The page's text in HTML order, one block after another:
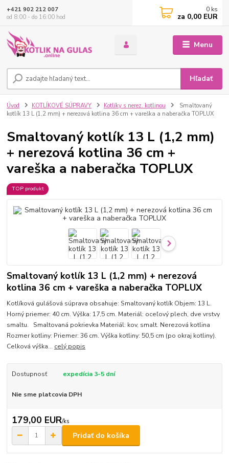
Menu
Hľadať
+421 902 212 007
od 8:00 - do 16:00 hod
0 ks
za 0,00 EUR
Úvod KOTLÍKOVÉ SÚPRAVY Kotlíky s nerez. kotlinou
Smaltovaný
kotlík 13 L (1,2 mm) + nerezová kotlina 36 cm + vareška a naberačka TOPLUX
Smaltovaný kotlík 13 L (1,2 mm)
+ nerezová kotlina 36 cm +
vareška a naberačka TOPLUX
TOP produkt
Smaltovaný kotlík 13 L (1,2 mm) + nerezová
kotlina 36 cm + vareška a naberačka TOPLUX
Kotlíková gulášová súprava obsahuje: Smaltovaný kotlík Objem: 13 L.
Horný priemer: 40 cm. Výška: 17,5 cm. Materiál: oceľový plech, dve vrstvy
smaltu. Smaltovaná pokrievka Materiál: kov, smalt. Nerezová kotlina
Rozmer kotliny: Priemer: 36 cm. Výška kotliny: 50,5 cm (po okraj kotliny).
Celková výška... celý popis
Dostupnosť expedícia 3-5 dní
Nie sme platcovia DPH
179,00 EUR/ks
Pridať do košíka